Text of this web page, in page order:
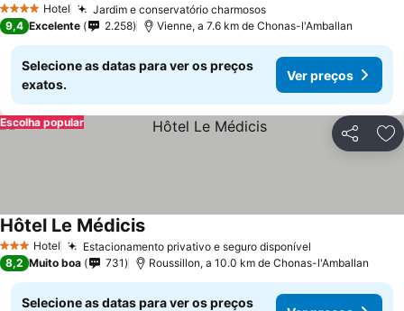
4 EstrelasHotel Jardim e conservatório charmososVer preços
9,4 Excelente 2.258 Vienne, a 7.6 km de Chonas-l'Amballan
Selecione as datas para ver os preços
exatos.
Ver preços
Partilhar
Escolha popular
3 EstrelasHotel Estacionamento privativo e seguro disponível
Hôtel Le MédicisVer preços
8,2 Muito boa 731 Roussillon, a 10.0 km de Chonas-l'Amballan
Selecione as datas para ver os preços